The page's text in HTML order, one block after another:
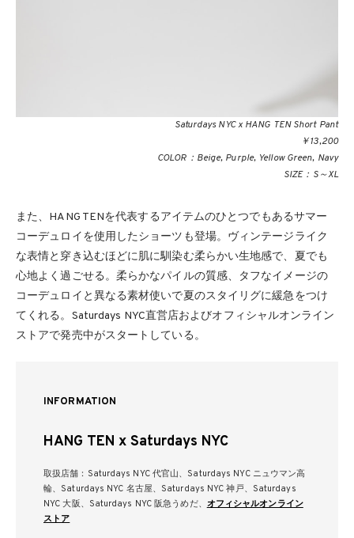
Saturdays NYC x HANG TEN Short Pant
￥13,200
COLOR：Beige, Purple, Yellow Green, Navy
SIZE：S～XL
また、HANG TENを代表するアイテムのひとつでもあるサマー
コーデュロイを使用したショーツも登場。ヴィンテージライク
な表情と穿き込むほどに肌に馴染む柔らかい生地感で、夏でも
心地よく過ごせる。柔らかなパイルの質感、タフなイメージの
コーデュロイと異なる素材使いで夏のスタイリグに緩急をつけ
てくれる。Saturdays NYC直営店およびオフィシャルオンライン
ストアで発売中がスタートしている。
INFORMATION
HANG TEN x Saturdays NYC
取扱店舗：Saturdays NYC 代官山、Saturdays NYC ニュウマン高
輪、Saturdays NYC 名古屋、Saturdays NYC 神戸、Saturdays
NYC 大阪、Saturdays NYC 阪急うめだ、 オフィシャルオンライン
ストア